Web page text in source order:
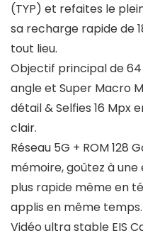
(TYP) et refaites le
sa recharge rapide de
tout lieu.
Objectif principal de
angle et Super Macro
détail & Selfies 16 Mpx
clair.
Réseau 5G + ROM 128
mémoire, goûtez à
plus rapide même en
applis en même temps.
Vidéo ultra stable EIS